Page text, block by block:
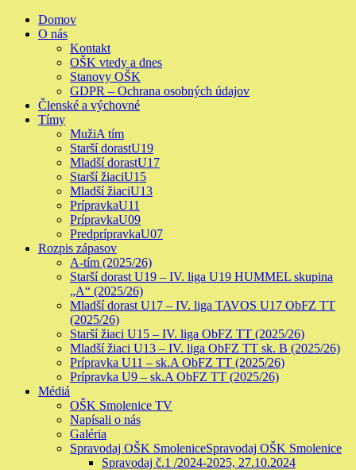
Skip
Primary
Menu
Domov
O nás
Kontakt
OŠK vtedy a dnes
Stanovy OŠK
GDPR – Ochrana osobných údajov
Členské a výchovné
Tímy
MužiA tím
Starší dorastU19
Mladší dorastU17
Starší žiaciU15
Mladší žiaciU13
PrípravkaU11
PrípravkaU09
PredprípravkaU07
Rozpis zápasov
A-tím (2025/26)
Starší dorast U19 – IV. liga U19 HUMMEL skupina
„A“ (2025/26)
Mladší dorast U17 – IV. liga TAVOS U17 ObFZ TT
(2025/26)
Starší žiaci U15 – IV. liga ObFZ TT (2025/26)
Mladší žiaci U13 – IV. liga ObFZ TT sk. B (2025/26)
Prípravka U11 – sk.A ObFZ TT (2025/26)
Prípravka U9 – sk.A ObFZ TT (2025/26)
Médiá
OŠK Smolenice TV
Napísali o nás
Galéria
Spravodaj OŠK SmoleniceSpravodaj OŠK Smolenice
Spravodaj č.1 /2024-2025, 27.10.2024